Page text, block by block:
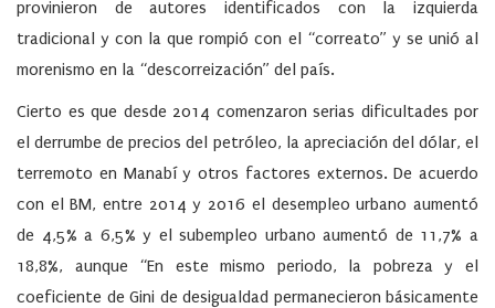
provinieron de autores identificados con la izquierda
tradicional y con la que rompió con el “correato” y se unió al
morenismo en la “descorreización” del país.
Cierto es que desde 2014 comenzaron serias dificultades por
el derrumbe de precios del petróleo, la apreciación del dólar, el
terremoto en Manabí y otros factores externos. De acuerdo
con el BM, entre 2014 y 2016 el desempleo urbano aumentó
de 4,5% a 6,5% y el subempleo urbano aumentó de 11,7% a
18,8%, aunque “En este mismo periodo, la pobreza y el
coeficiente de Gini de desigualdad permanecieron básicamente